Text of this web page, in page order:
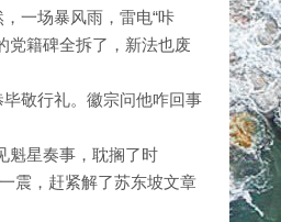
一场暴风雨，雷电“咔
党籍碑全拆了，新法也废
敬行礼。徽宗问他咋回事
魁星奏事，耽搁了时
震，赶紧解了苏东坡文章